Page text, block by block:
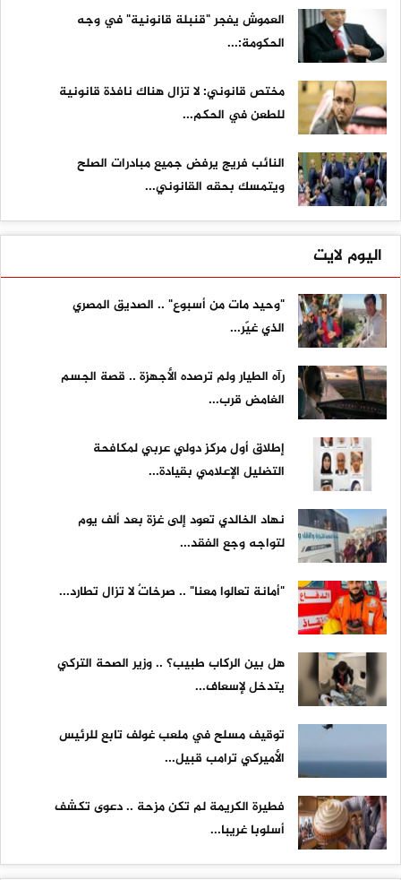
العموش يفجر "قنبلة قانونية" في وجه
الحكومة:...
مختص قانوني: لا تزال هناك نافذة قانونية
للطعن في الحكم...
النائب فريج يرفض جميع مبادرات الصلح
ويتمسك بحقه القانوني...
اليوم لايت
"وحيد مات من أسبوع" .. الصديق المصري
الذي غيّر...
رآه الطيار ولم ترصده الأجهزة .. قصة الجسم
الغامض قرب...
إطلاق أول مركز دولي عربي لمكافحة
التضليل الإعلامي بقيادة...
نهاد الخالدي تعود إلى غزة بعد ألف يوم
لتواجه وجع الفقد...
"أمانة تعالوا معنا" .. صرخاتٌ لا تزال تطارد...
هل بين الركاب طبيب؟ .. وزير الصحة التركي
يتدخل لإسعاف...
توقيف مسلح في ملعب غولف تابع للرئيس
الأميركي ترامب قبيل...
فطيرة الكريمة لم تكن مزحة .. دعوى تكشف
أسلوبا غريبا...